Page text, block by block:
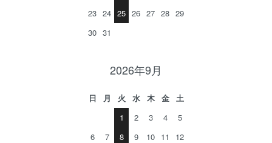
23 24 25 26 27 28 29
30 31
2026年9月
日 月 火 水 木 金
土
1
2 3 4
5
6
7 8 9 10 11
12